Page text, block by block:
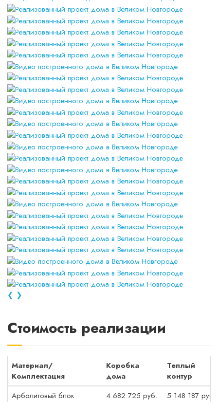
❮ ❯
Стоимость реализации
Материал/
Комплектация
Коробка
дома
Теплый
контур
Арболитовый блок
4 682 725 руб.
5 148 187 руб.